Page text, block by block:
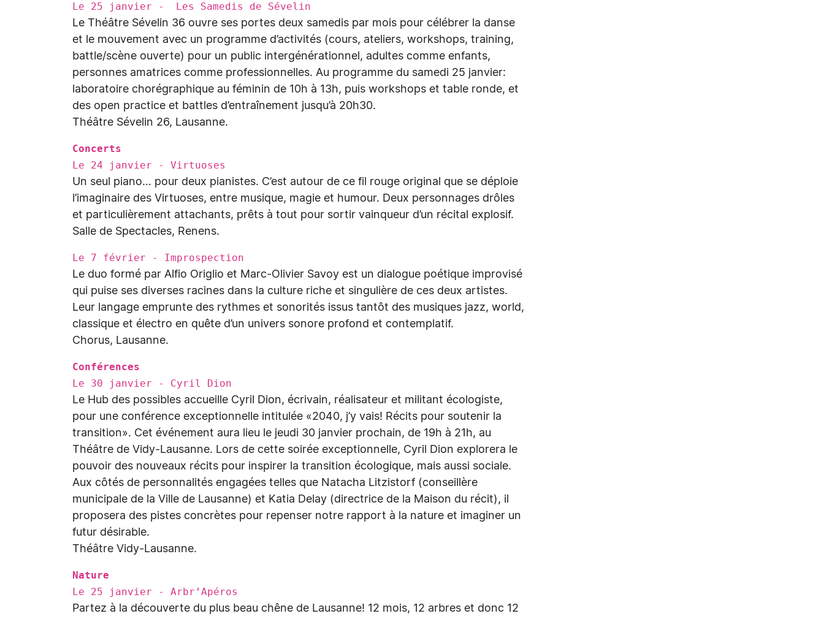
Le 25 janvier - Les Samedis de Sévelin
Le Théâtre Sévelin 36 ouvre ses portes deux samedis par mois pour célébrer la danse
et le mouvement avec un programme d’activités (cours, ateliers, workshops, training,
battle/scène ouverte) pour un public intergénérationnel, adultes comme enfants,
personnes amatrices comme professionnelles. Au programme du samedi 25 janvier:
laboratoire chorégraphique au féminin de 10h à 13h, puis workshops et table ronde, et
des open practice et battles d’entraînement jusqu’à 20h30.
Théâtre Sévelin 26, Lausanne.
Concerts
Le 24 janvier - Virtuoses
Un seul piano… pour deux pianistes. C’est autour de ce fil rouge original que se déploie
l’imaginaire des Virtuoses, entre musique, magie et humour. Deux personnages drôles
et particulièrement attachants, prêts à tout pour sortir vainqueur d’un récital explosif.
Salle de Spectacles, Renens.
Le 7 février - Improspection
Le duo formé par Alfio Origlio et Marc-Olivier Savoy est un dialogue poétique improvisé
qui puise ses diverses racines dans la culture riche et singulière de ces deux artistes.
Leur langage emprunte des rythmes et sonorités issus tantôt des musiques jazz, world,
classique et électro en quête d’un univers sonore profond et contemplatif.
Chorus, Lausanne.
Conférences
Le 30 janvier - Cyril Dion
Le Hub des possibles accueille Cyril Dion, écrivain, réalisateur et militant écologiste,
pour une conférence exceptionnelle intitulée «2040, j’y vais! Récits pour soutenir la
transition». Cet événement aura lieu le jeudi 30 janvier prochain, de 19h à 21h, au
Théâtre de Vidy-Lausanne. Lors de cette soirée exceptionnelle, Cyril Dion explorera le
pouvoir des nouveaux récits pour inspirer la transition écologique, mais aussi sociale.
Aux côtés de personnalités engagées telles que Natacha Litzistorf (conseillère
municipale de la Ville de Lausanne) et Katia Delay (directrice de la Maison du récit), il
proposera des pistes concrètes pour repenser notre rapport à la nature et imaginer un
futur désirable.
Théâtre Vidy-Lausanne.
Nature
Le 25 janvier - Arbr’Apéros
Partez à la découverte du plus beau chêne de Lausanne! 12 mois, 12 arbres et donc 12